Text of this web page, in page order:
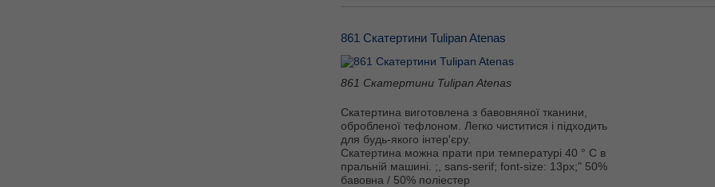
861 Скатертини Tulipan Atenas
861 Скатертини Tulipan Atenas
Скатертина виготовлена ​​з бавовняної тканини,
обробленої тефлоном. Легко чиститися і підходить
для будь-якого інтер'єру.
Скатертина можна прати при температурі 40 ° С в
пральній машині. ;, sans-serif; font-size: 13px;" 50%
бавовна / 50% поліестер